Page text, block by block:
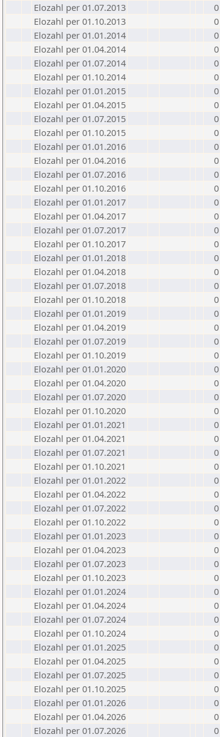
Elozahl per 01.07.2013
0
Elozahl per 01.10.2013
0
Elozahl per 01.01.2014
0
Elozahl per 01.04.2014
0
Elozahl per 01.07.2014
0
Elozahl per 01.10.2014
0
Elozahl per 01.01.2015
0
Elozahl per 01.04.2015
0
Elozahl per 01.07.2015
0
Elozahl per 01.10.2015
0
Elozahl per 01.01.2016
0
Elozahl per 01.04.2016
0
Elozahl per 01.07.2016
0
Elozahl per 01.10.2016
0
Elozahl per 01.01.2017
0
Elozahl per 01.04.2017
0
Elozahl per 01.07.2017
0
Elozahl per 01.10.2017
0
Elozahl per 01.01.2018
0
Elozahl per 01.04.2018
0
Elozahl per 01.07.2018
0
Elozahl per 01.10.2018
0
Elozahl per 01.01.2019
0
Elozahl per 01.04.2019
0
Elozahl per 01.07.2019
0
Elozahl per 01.10.2019
0
Elozahl per 01.01.2020
0
Elozahl per 01.04.2020
0
Elozahl per 01.07.2020
0
Elozahl per 01.10.2020
0
Elozahl per 01.01.2021
0
Elozahl per 01.04.2021
0
Elozahl per 01.07.2021
0
Elozahl per 01.10.2021
0
Elozahl per 01.01.2022
0
Elozahl per 01.04.2022
0
Elozahl per 01.07.2022
0
Elozahl per 01.10.2022
0
Elozahl per 01.01.2023
0
Elozahl per 01.04.2023
0
Elozahl per 01.07.2023
0
Elozahl per 01.10.2023
0
Elozahl per 01.01.2024
0
Elozahl per 01.04.2024
0
Elozahl per 01.07.2024
0
Elozahl per 01.10.2024
0
Elozahl per 01.01.2025
0
Elozahl per 01.04.2025
0
Elozahl per 01.07.2025
0
Elozahl per 01.10.2025
0
Elozahl per 01.01.2026
0
Elozahl per 01.04.2026
0
Elozahl per 01.07.2026
0